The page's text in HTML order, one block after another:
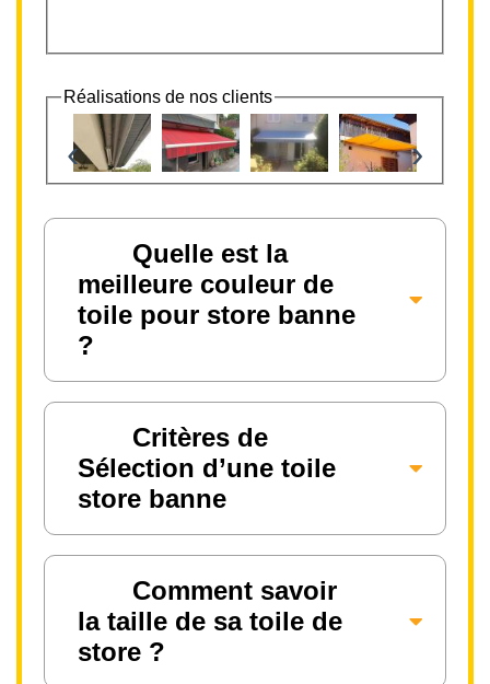
Réalisations de nos clients
‹ ›
Quelle est la
meilleure couleur de
toile pour store banne
?
Critères de
Sélection d’une toile
store banne
Comment savoir
la taille de sa toile de
store ?